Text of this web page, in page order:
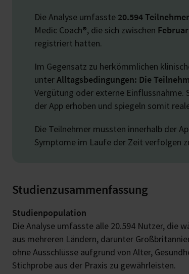
Die Analyse umfasste 20.594
Medic Coach®, die sich zwischen
registriert hatten.
Im Gegensatz zu herkömmlichen
unterAlltagsbedingungen: Die
Vergütung oder externe Einflussnahme.
der App erhoben und spiegeln somit
Die Teilnehmer mussten innerhalb der
Symptome im Laufe der Zeit verfolgen
Studienzusammenfassung
Studienpopulation
Die Analyse umfasste alle 20.594 Nutzer, die
aus mehreren Ländern, darunter
ohne Ausschlüsse aufgrund von Alter,
Stichprobe aus der Praxis zu gewährleisten.